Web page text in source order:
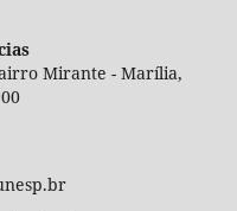
Mirante - Marília,